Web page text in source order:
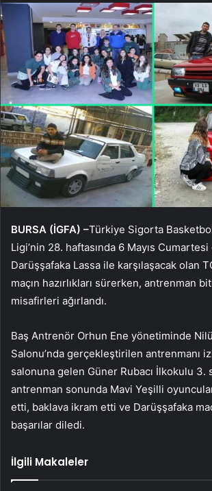
BURSA (İGFA) –Türkiye Sigorta
Ligi’nin 28. haftasında 6 Mayıs
Darüşşafaka Lassa ile karşılaşacak olan
maçın hazırlıkları sürerken, antrenman
misafirleri ağırlandı.
Baş Antrenör Orhun Ene yönetiminde
Salonu’nda gerçekleştirilen antrenmanı
salonuna gelen Güner Rubacı İlkokulu 3.
antrenman sonunda Mavi Yeşilli
etti, baklava ikram etti ve Darüşşafaka
başarılar diledi.
İlgili Makaleler